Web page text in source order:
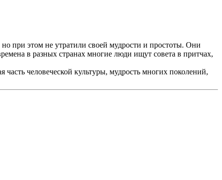
при этом не утратили своей мудрости и простоты. Они
в разных странах многие люди ищут совета в притчах,
человеческой культуры, мудрость многих поколений,